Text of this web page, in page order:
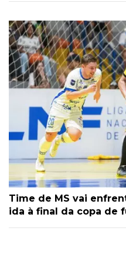
Time de MS vai
ida à final da copa de